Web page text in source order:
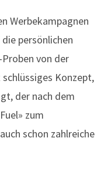
Werbekampagnen
persönlichen
von der
Konzept,
der nach dem
zum
schon zahlreiche